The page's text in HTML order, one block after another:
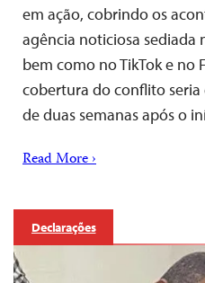
em ação, cobrindo os
agência noticiosa sediada
bem como no TikTok e no
cobertura do conflito
de duas semanas após o
Read More ›
Declarações